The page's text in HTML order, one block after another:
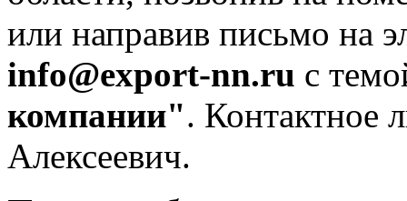
или направив письмо на
info@export-nn.ru с
компании". Контактное
Алексеевич.